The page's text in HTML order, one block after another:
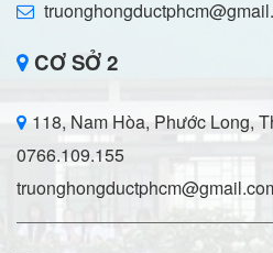
CƠ SỞ 2
118, Nam Hòa, Phước Long,
0766.109.155